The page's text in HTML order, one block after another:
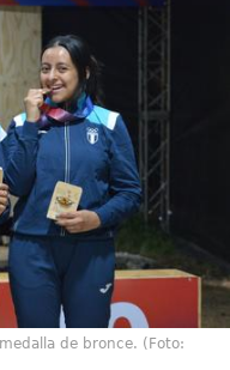
de bronce. (Foto: